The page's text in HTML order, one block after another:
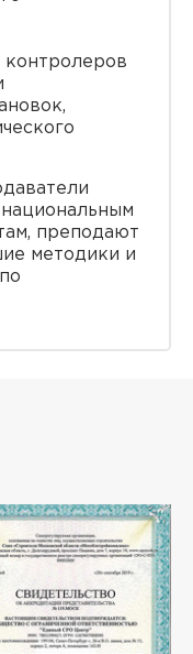
контролеров
преподают
методики и